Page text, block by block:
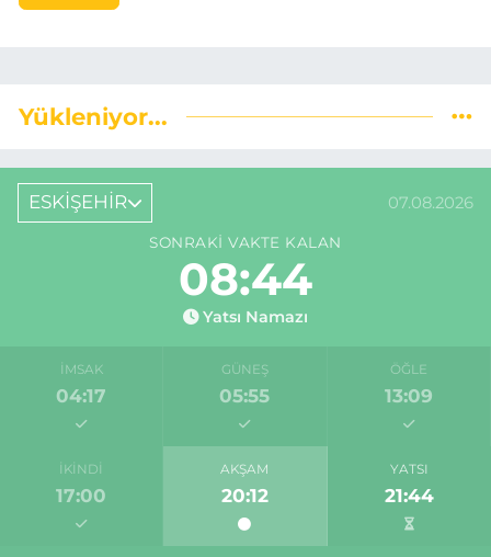
Yükleniyor...
ESKİŞEHİR 07.08.2026
SONRAKI VAKTE KALAN
08:44
Yatsı Namazı
İMSAK
04:17
GÜNEŞ
05:55
ÖĞLE
13:09
İKINDI
17:00
AKŞAM
20:12
YATSI
21:44